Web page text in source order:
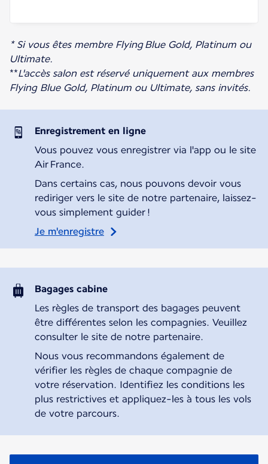
* Si vous êtes membre Flying Blue Gold, Platinum ou
Ultimate.
**L'accès salon est réservé uniquement aux membres
Flying Blue Gold, Platinum ou Ultimate, sans invités.
Enregistrement en ligne
Vous pouvez vous enregistrer via l'app ou le site
Air France.
Dans certains cas, nous pouvons devoir vous
rediriger vers le site de notre partenaire, laissez-
vous simplement guider !
Je m'enregistre
Bagages cabine
Les règles de transport des bagages peuvent
être différentes selon les compagnies. Veuillez
consulter le site de notre partenaire.
Nous vous recommandons également de
vérifier les règles de chaque compagnie de
votre réservation. Identifiez les conditions les
plus restrictives et appliquez-les à tous les vols
de votre parcours.